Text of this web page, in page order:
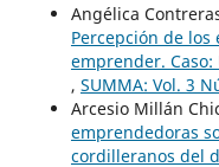
Angélica
Percepción de
emprender.
, SUMMA: Vol. 3
Arcesio Millán
emprendedoras
cordilleranos del